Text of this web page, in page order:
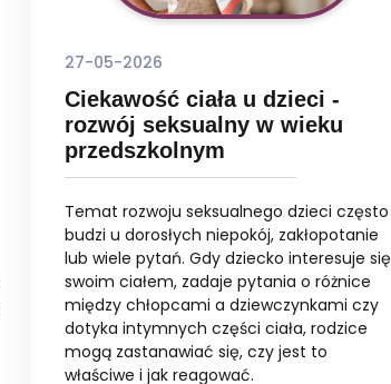
27-05-2026
Ciekawość ciała u dzieci -
rozwój seksualny w wieku
przedszkolnym
Temat rozwoju seksualnego dzieci często
budzi u dorosłych niepokój, zakłopotanie
lub wiele pytań. Gdy dziecko interesuje się
swoim ciałem, zadaje pytania o różnice
między chłopcami a dziewczynkami czy
dotyka intymnych części ciała, rodzice
mogą zastanawiać się, czy jest to
właściwe i jak reagować.